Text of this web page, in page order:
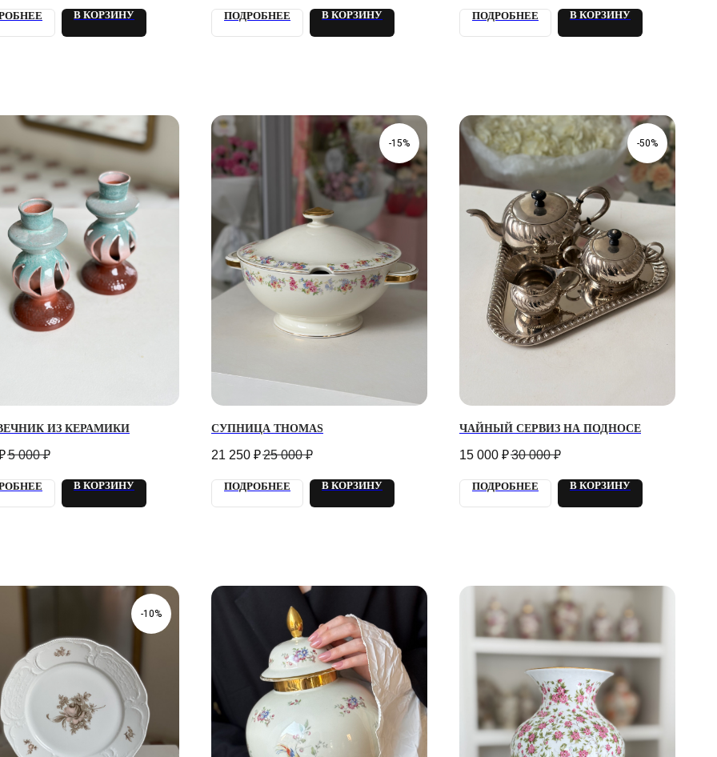
В КОРЗИНУ ПОДРОБНЕЕ В КОРЗИНУ ПОДРОБНЕЕ В КОРЗИНУ
ИЗ КЕРАМИКИ
5 000 ₽
В КОРЗИНУ
-15%
СУПНИЦА THOMAS
21 250 ₽25 000 ₽
ПОДРОБНЕЕ В КОРЗИНУ
-50%
ЧАЙНЫЙ СЕРВИЗ НА ПОДНОСЕ
15 000 ₽30 000 ₽
ПОДРОБНЕЕ В КОРЗИНУ
-10%